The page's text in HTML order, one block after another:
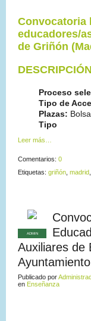
Convocatoria
educadores/
de Griñón
DESCRIPCIÓN
Proceso
Tipo de
Plazas:
Tipo
Leer más…
Comentarios: 0
Etiquetas: griñón madrid
ADMIN
Auxiliares de
Publicado por
en Enseñanza